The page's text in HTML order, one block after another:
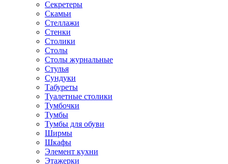
Секретеры
Скамьи
Стеллажи
Стенки
Столики
Столы
Столы журнальные
Стулья
Сундуки
Табуреты
Туалетные столики
Тумбочки
Тумбы
Тумбы для обуви
Ширмы
Шкафы
Элемент кухни
Этажерки